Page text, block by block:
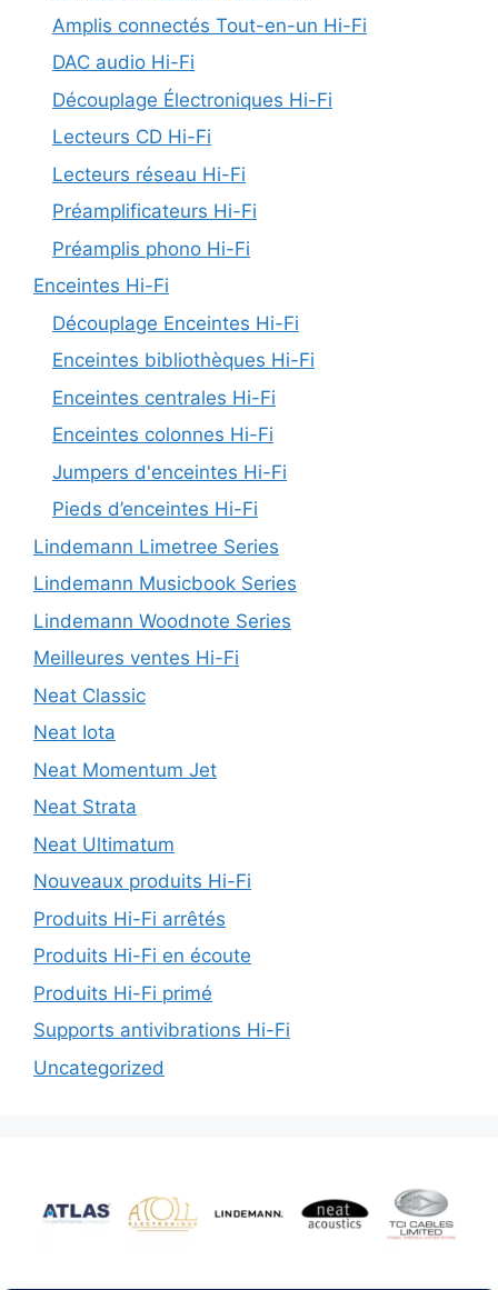
Amplis connectés Tout-en-un Hi-Fi
DAC audio Hi-Fi
Découplage Électroniques Hi-Fi
Lecteurs CD Hi-Fi
Lecteurs réseau Hi-Fi
Préamplificateurs Hi-Fi
Préamplis phono Hi-Fi
Enceintes Hi-Fi
Découplage Enceintes Hi-Fi
Enceintes bibliothèques Hi-Fi
Enceintes centrales Hi-Fi
Enceintes colonnes Hi-Fi
Jumpers d'enceintes Hi-Fi
Pieds d’enceintes Hi-Fi
Lindemann Limetree Series
Lindemann Musicbook Series
Lindemann Woodnote Series
Meilleures ventes Hi-Fi
Neat Classic
Neat Iota
Neat Momentum Jet
Neat Strata
Neat Ultimatum
Nouveaux produits Hi-Fi
Produits Hi-Fi arrêtés
Produits Hi-Fi en écoute
Produits Hi-Fi primé
Supports antivibrations Hi-Fi
Uncategorized